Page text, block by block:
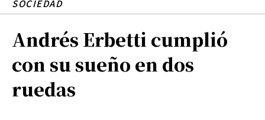
SOCIEDAD
Andrés Erbetti cumplió
con su sueño en dos
ruedas